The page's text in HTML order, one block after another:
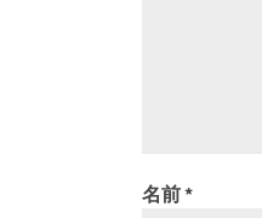
名前*